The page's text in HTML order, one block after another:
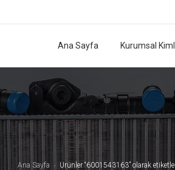
Ana Sayfa Kurumsal
Ana Sayfa Ürünler “6001543163” olarak